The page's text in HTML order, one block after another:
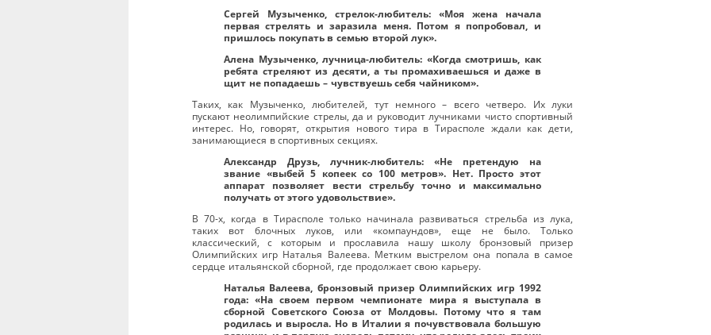
Сергей Музыченко, стрелок-любитель: «Моя жена начала
первая стрелять и заразила меня. Потом я попробовал, и
пришлось покупать в семью второй лук».
Алена Музыченко, лучница-любитель: «Когда смотришь, как
ребята стреляют из десяти, а ты промахиваешься и даже в
щит не попадаешь – чувствуешь себя чайником».
Таких, как Музыченко, любителей, тут немного – всего четверо. Их луки
пускают неолимпийские стрелы, да и руководит лучниками чисто спортивный
интерес. Но, говорят, открытия нового тира в Тирасполе ждали как дети,
занимающиеся в спортивных секциях.
Александр Друзь, лучник-любитель: «Не претендую на
звание «выбей 5 копеек со 100 метров». Нет. Просто этот
аппарат позволяет вести стрельбу точно и максимально
получать от этого удовольствие».
В 70-х, когда в Тирасполе только начинала развиваться стрельба из лука,
таких вот блочных луков, или «компаундов», еще не было. Только
классический, с которым и прославила нашу школу бронзовый призер
Олимпийских игр Наталья Валеева. Метким выстрелом она попала в самое
сердце итальянской сборной, где продолжает свою карьеру.
Наталья Валеева, бронзовый призер Олимпийских игр 1992
года: «На своем первом чемпионате мира я выступала в
сборной Советского Союза от Молдовы. Потому что я там
родилась и выросла. Но в Италии я почувствовала большую